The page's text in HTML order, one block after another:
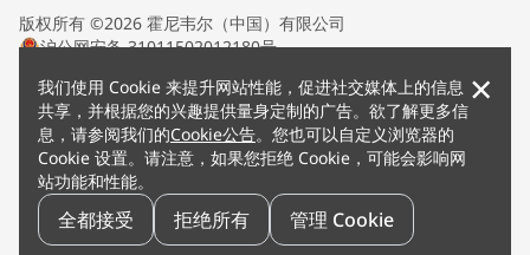
我们使用 Cookie 来提升网站性能，促进社交媒体上的信息
共享，并根据您的兴趣提供量身定制的广告。欲了解更多信
息，请参阅我们的Cookie公告。您也可以自定义浏览器的
Cookie 设置。请注意，如果您拒绝 Cookie，可能会影响网
站功能和性能。
全都接受 拒绝所有 管理 Cookie
×
版权所有 ©2026 霍尼韦尔（中国）有限公司
沪公网安备 31011502012180号
条款条约
隐私声明
您的隐私选项
霍尼韦尔科技Cookie通知
退订
漏洞报告